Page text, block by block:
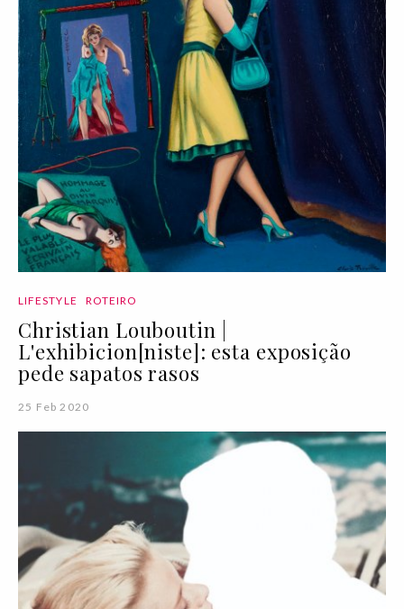
LIFESTYLE ROTEIRO
Christian Louboutin |
L'exhibicion[niste]: esta exposição
pede sapatos rasos
25 Feb 2020